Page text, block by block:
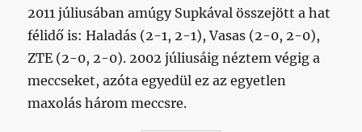
2011 júliusában amúgy Supkával összejött a hat
félidő is: Haladás (2-1, 2-1), Vasas (2-0, 2-0),
ZTE (2-0, 2-0). 2002 júliusáig néztem végig a
meccseket, azóta egyedül ez az egyetlen
maxolás három meccsre.